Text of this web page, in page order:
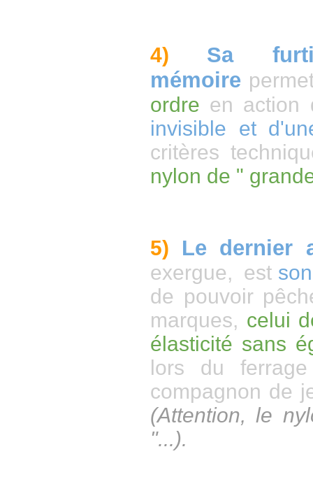
4) Sa
mémoire
ordre en
invisible et
critères
nylon de "
5) Le dernier
exergue, est
de pouvoir
marques, celui
élasticité sans
lors du
compagnon de
(Attention, le
"...).